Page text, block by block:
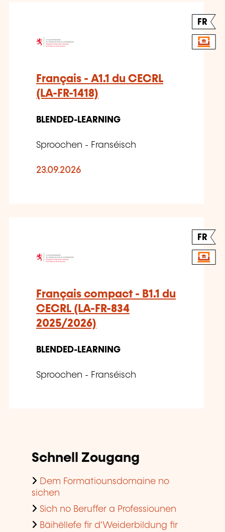
FR
Français - A1.1 du CECRL
(LA-FR-1418)
BLENDED-LEARNING
Sproochen - Franséisch
23.09.2026
FR
Français compact - B1.1 du
CECRL (LA-FR-834
2025/2026)
BLENDED-LEARNING
Sproochen - Franséisch
Schnell Zougang
Dem Formatiounsdomaine no
sichen
Sich no Beruffer a Professiounen
Bäihëllefe fir d'Weiderbildung fir